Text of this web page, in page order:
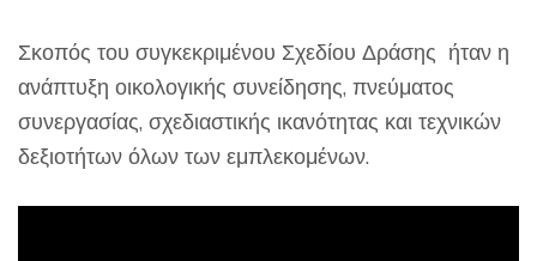
Σκοπός του συγκεκριμένου Σχεδίου Δράσης ήταν η
ανάπτυξη οικολογικής συνείδησης, πνεύματος
συνεργασίας, σχεδιαστικής ικανότητας και τεχνικών
δεξιοτήτων όλων των εμπλεκομένων.